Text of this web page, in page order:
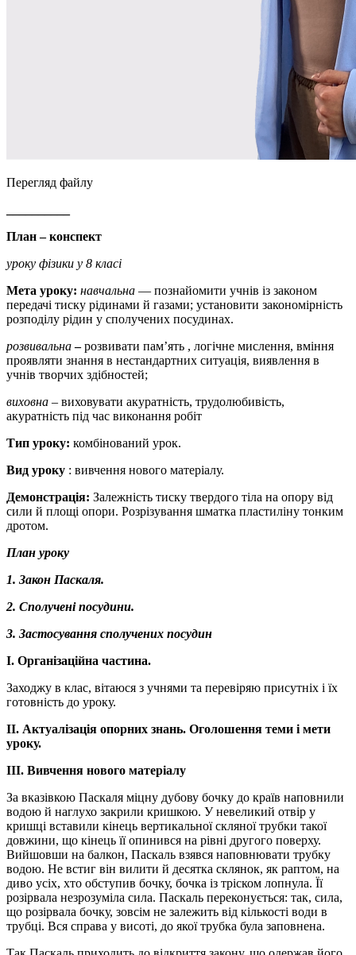
Перегляд файлу
План – конспект
уроку фізики у 8 класі
Мета уроку: навчальна — познайомити учнів із законом
передачі тиску рідинами й газами; установити закономірність
розподілу рідин у сполучених посудинах.
розвивальна –розвивати пам’ять , логічне мислення, вміння
проявляти знання в нестандартних ситуація, виявлення в
учнів творчих здібностей;
виховна – виховувати акуратність, трудолюбивість,
акуратність під час виконання робіт
Тип уроку: комбінований урок.
Вид уроку : вивчення нового матеріалу.
Демонстрація: Залежність тиску твердого тіла на опору від
сили й площі опори. Розрізування шматка пластиліну тонким
дротом.
План уроку
1. Закон Паскаля.
2. Сполучені посудини.
3. Застосування сполучених посудин
І. Організаційна частина.
Заходжу в клас, вітаюся з учнями та перевіряю присутніх і їх
готовність до уроку.
ІІ. Актуалізація опорних знань. Оголошення теми і мети
уроку.
ІІІ. Вивчення нового матеріалу
За вказівкою Паскаля міцну дубову бочку до країв наповнили
водою й наглухо закрили кришкою. У невеликий отвір у
кришці вставили кінець вертикальної скляної трубки такої
довжини, що кінець її опинився на рівні другого поверху.
Вийшовши на балкон, Паскаль взявся наповнювати трубку
водою. Не встиг він вилити й десятка склянок, як раптом, на
диво усіх, хто обступив бочку, бочка із тріском лопнула. Її
розірвала незрозуміла сила. Паскаль переконується: так, сила,
що розірвала бочку, зовсім не залежить від кількості води в
трубці. Вся справа у висоті, до якої трубка була заповнена.